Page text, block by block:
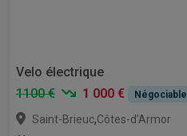
Velo électrique
1100 €
1 000 € Négociable
Saint-Brieuc,Côtes-d'Armor